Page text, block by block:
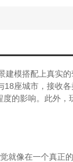
建模搭配上真实
18座城市，接收各
的影响。此外，
就像在一个真正